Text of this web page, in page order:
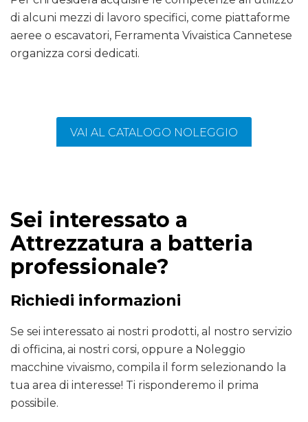
di alcuni mezzi di lavoro specifici, come piattaforme
aeree o escavatori, Ferramenta Vivaistica Cannetese
organizza corsi dedicati.
VAI AL CATALOGO NOLEGGIO
Sei interessato a
Attrezzatura a batteria
professionale?
Richiedi informazioni
Se sei interessato ai nostri prodotti, al nostro servizio
di officina, ai nostri corsi, oppure a Noleggio
macchine vivaismo, compila il form selezionando la
tua area di interesse! Ti risponderemo il prima
possibile.